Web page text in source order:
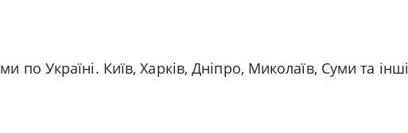
по Україні. Київ, Харків, Дніпро, Миколаїв, Суми та інші